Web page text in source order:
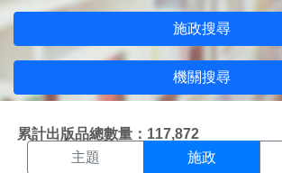
施政搜尋
機關搜尋
累計出版品總數量：117,872
施政搜尋結果頁面
主題 施政